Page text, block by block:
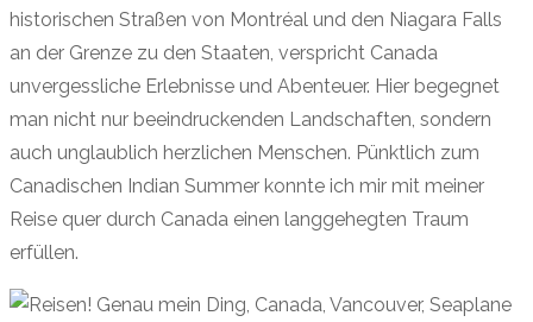
historischen Straßen von Montréal und den Niagara Falls
an der Grenze zu den Staaten, verspricht Canada
unvergessliche Erlebnisse und Abenteuer. Hier begegnet
man nicht nur beeindruckenden Landschaften, sondern
auch unglaublich herzlichen Menschen. Pünktlich zum
Canadischen Indian Summer konnte ich mir mit meiner
Reise quer durch Canada einen langgehegten Traum
erfüllen.